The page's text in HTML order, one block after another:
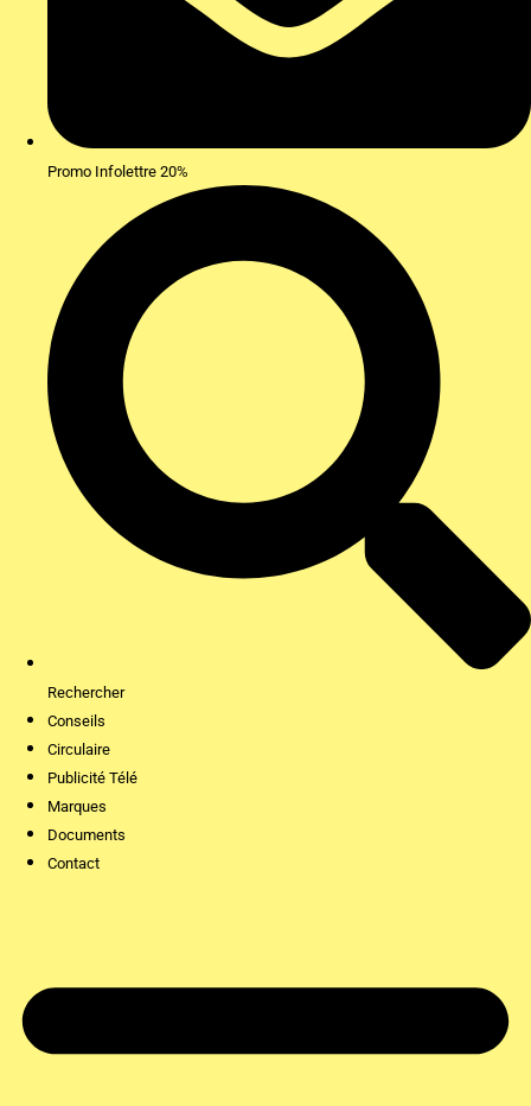
Promo Infolettre 20%
Rechercher
Conseils
Circulaire
Publicité Télé
Marques
Documents
Contact